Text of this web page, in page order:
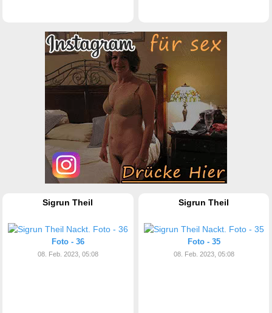
Sigrun Theil
Foto - 36
08. Feb. 2023, 05:08
Sigrun Theil
Foto - 35
08. Feb. 2023, 05:08